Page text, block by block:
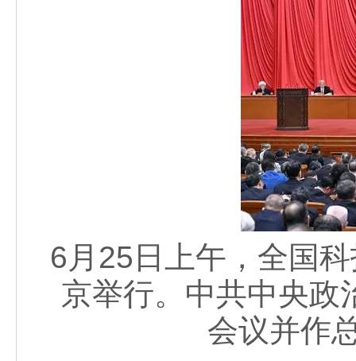
6月25日上午，全国
京举行。中共中央政
会议并作